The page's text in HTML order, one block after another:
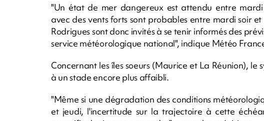
"Un état de mer dangereux est attendu entre
avec des vents forts sont probables entre mardi soir
Rodrigues sont donc invités à se tenir informés des
service météorologique national", indique Météo
Concernant les îles soeurs (Maurice et La Réunion),
à un stade encore plus affaibli.
"Même si une dégradation des conditions
et jeudi, l'incertitude sur la trajectoire à cette